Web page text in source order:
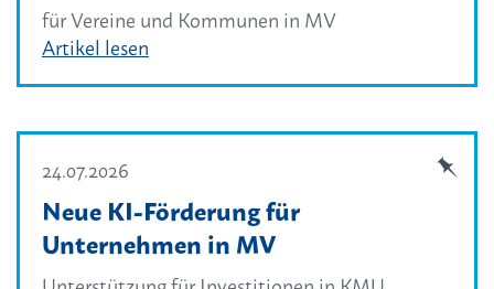
für Vereine und Kommunen in MV
Artikel lesen
24.07.2026
Neue KI-Förderung für
Unternehmen in MV